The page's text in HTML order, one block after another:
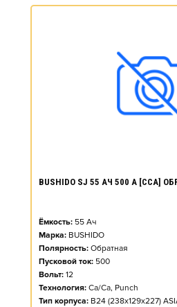
BUSHIDO SJ 55 АЧ 500 А [CCA]
Ёмкость: 55 Ач
Марка: BUSHIDO
Полярность: Обратная
Пусковой ток: 500
Вольт: 12
Технология: Ca/Ca, Punch
Тип корпуса: B24 (238x129x227)